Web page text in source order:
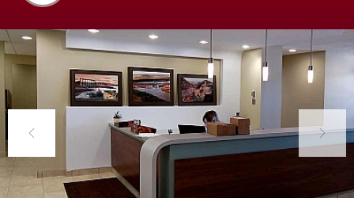
Previous